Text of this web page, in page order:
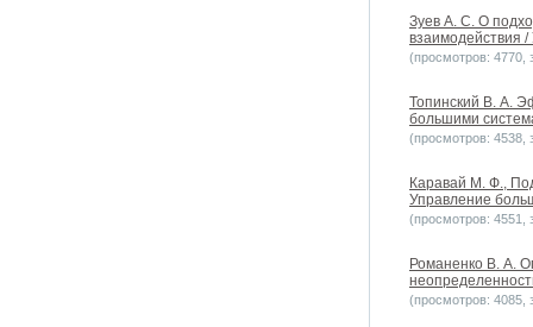
Зуев А. С. О
взаимодействия
(просмотров: 4770,
Топинский В. А.
большими
(просмотров: 4538,
Каравай М. Ф.,
Управление
(просмотров: 4551,
Романенко В. А.
(просмотров: 4085,